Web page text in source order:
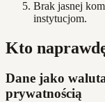
Brak jasnej
instytucjom.
Kto
Dane jako
prywatnością